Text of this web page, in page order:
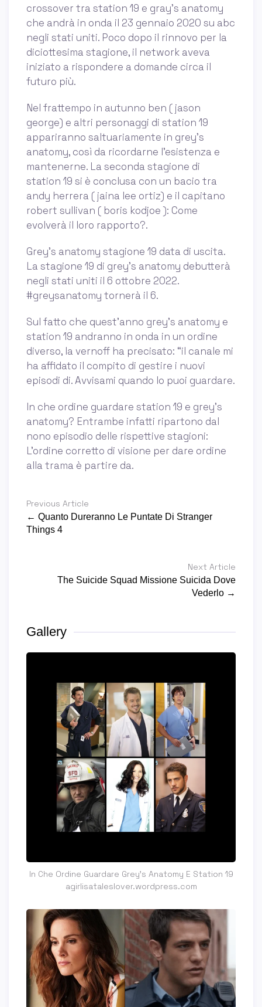
crossover tra station 19 e gray's anatomy
che andrà in onda il 23 gennaio 2020 su abc
negli stati uniti. Poco dopo il rinnovo per la
diciottesima stagione, il network aveva
iniziato a rispondere a domande circa il
futuro più.
Nel frattempo in autunno ben ( jason
george) e altri personaggi di station 19
appariranno saltuariamente in grey’s
anatomy, così da ricordarne l’esistenza e
mantenerne. La seconda stagione di
station 19 si è conclusa con un bacio tra
andy herrera ( jaina lee ortiz) e il capitano
robert sullivan ( boris kodjoe ): Come
evolverà il loro rapporto?.
Grey's anatomy stagione 19 data di uscita.
La stagione 19 di grey's anatomy debutterà
negli stati uniti il 6 ottobre 2022.
#greysanatomy tornerà il 6.
Sul fatto che quest’anno grey’s anatomy e
station 19 andranno in onda in un ordine
diverso, la vernoff ha precisato: “il canale mi
ha affidato il compito di gestire i nuovi
episodi di. Avvisami quando lo puoi guardare.
In che ordine guardare station 19 e grey's
anatomy? Entrambe infatti ripartono dal
nono episodio delle rispettive stagioni:
L'ordine corretto di visione per dare ordine
alla trama è partire da.
Previous Article
← Quanto Dureranno Le Puntate Di Stranger
Things 4
Next Article
The Suicide Squad Missione Suicida Dove
Vederlo →
Gallery
In Che Ordine Guardare Grey's Anatomy E Station 19
agirlisataleslover.wordpress.com